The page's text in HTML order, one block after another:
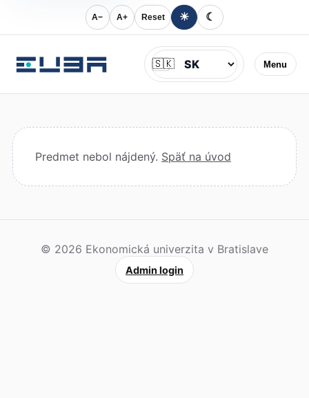
A− A+ Reset ☀ ☾
Menu
Jazyk
🇸🇰
Predmet nebol nájdený. Späť na úvod
© 2026 Ekonomická univerzita v Bratislave
Admin login